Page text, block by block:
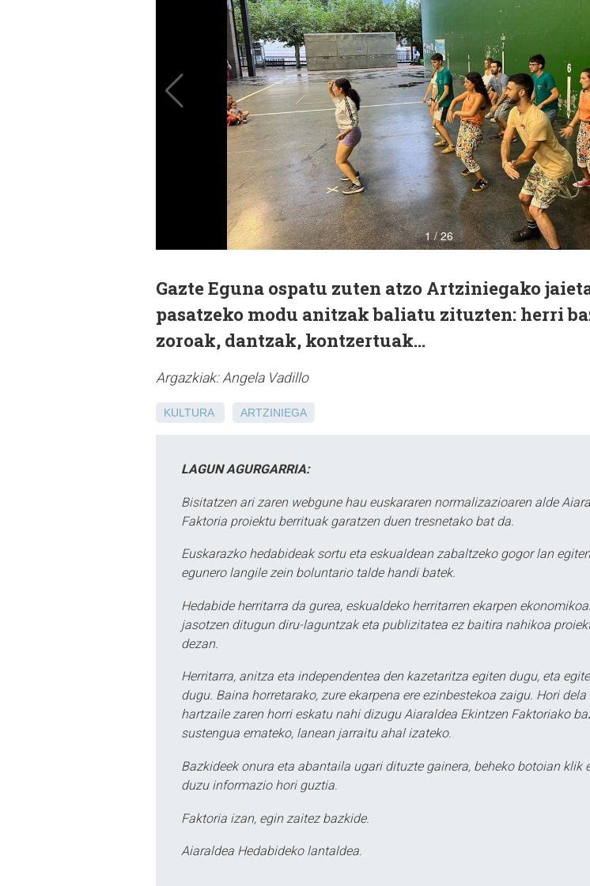
Gazte Eguna ospatu zuten atzo Artziniegako
pasatzeko modu anitzak baliatu zituzten: herri
zoroak, dantzak, kontzertuak...
Argazkiak: Angela Vadillo
KULTURA ARTZINIEGA
LAGUN AGURGARRIA:
Bisitatzen ari zaren webgune hau euskararen normalizazioaren alde
Faktoria proiektu berrituak garatzen duen tresnetako bat da.
Euskarazko hedabideak sortu eta eskualdean zabaltzeko gogor lan
egunero langile zein boluntario talde handi batek.
Hedabide herritarra da gurea, eskualdeko herritarren ekarpen
jasotzen ditugun diru-laguntzak eta publizitatea ez baitira nahikoa
dezan.
Herritarra, anitza eta independentea den kazetaritza egiten dugu, eta
dugu. Baina horretarako, zure ekarpena ere ezinbestekoa zaigu. Hori dela
hartzaile zaren horri eskatu nahi dizugu Aiaraldea Ekintzen Faktoriako
sustengua emateko, lanean jarraitu ahal izateko.
Bazkideek onura eta abantaila ugari dituzte gainera, beheko botoian klik
duzu informazio hori guztia.
Faktoria izan, egin zaitez bazkide.
Aiaraldea Hedabideko lantaldea.